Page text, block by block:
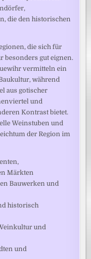
die den historischen
die sich für
gut eignen.
vermitteln ein
während
aus gotischer
und
Kontrast bietet.
Weinstuben und
der Region im
Märkten
Bauwerken und
historisch
und
und